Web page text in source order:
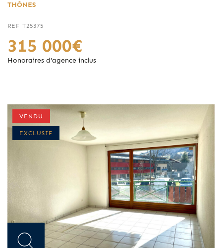
THÔNES
REF T25375
315 000€
Honoraires d'agence inclus
VENDU
EXCLUSIF